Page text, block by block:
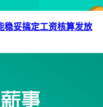
稳妥搞定工资核算发放